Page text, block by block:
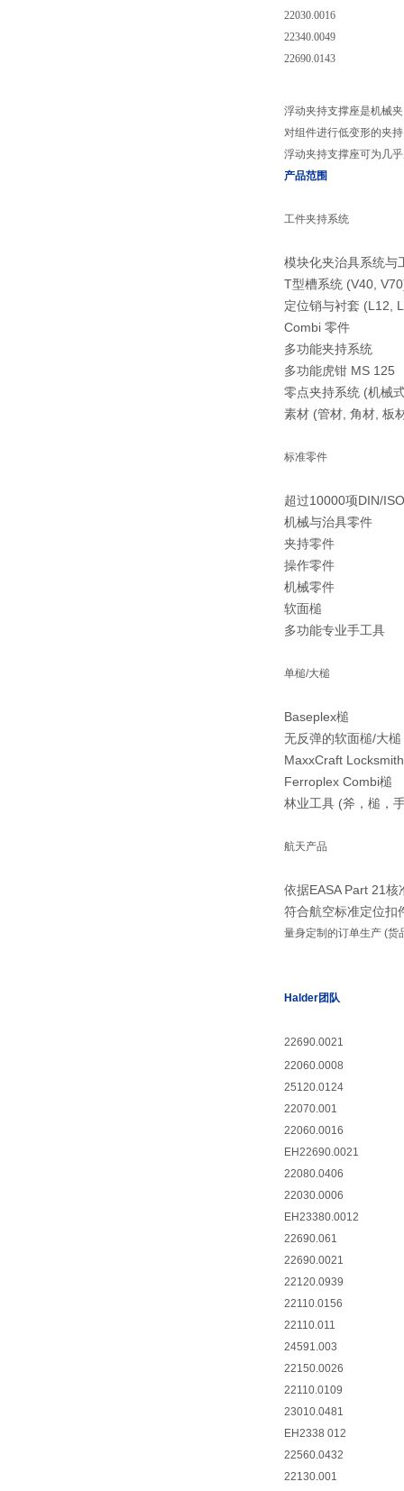
22030.0016
22340.0049
22690.0143
浮动夹持支撑座是机械
对组件进行低变形的夹
浮动夹持支撑座可为几
产品范围
工件夹持系统
模块化夹治具系统与
T型槽系统 (V40,
定位销与衬套 (L12,
Combi 零件
多功能夹持系统
多功能虎钳 MS 125
零点夹持系统 (机械
素材 (管材, 角材, 板
标准零件
超过10000项DIN/
机械与治具零件
夹持零件
操作零件
机械零件
软面槌
多功能专业手工具
单槌/大槌
Baseplex槌
无反弹的软面槌/大
MaxxCraft
Ferroplex Combi槌
林业工具 (斧，槌，
航天产品
依据EASA Part 21
符合航空标准定位扣
量身定制的订单生产 (货
Halder团队
22690.0021
22060.0008
25120.0124
22070.001
22060.0016
EH22690.0021
22080.0406
22030.0006
EH23380.0012
22690.061
22690.0021
22120.0939
22110.0156
22110.011
24591.003
22150.0026
22110.0109
23010.0481
EH2338 012
22560.0432
22130.001